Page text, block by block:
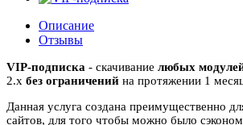
Описание
Отзывы
VIP-подписка - скачивание любых
2.x без ограничений на протяжении 1
Данная услуга создана преимущественно
сайтов, для того чтобы можно было